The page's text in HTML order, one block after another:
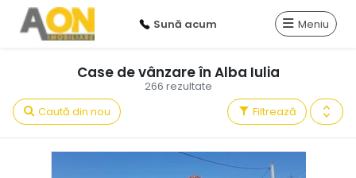
Sună acum Meniu
266 rezultate
Case de vânzare în Alba Iulia
Filtrează
Caută din nou